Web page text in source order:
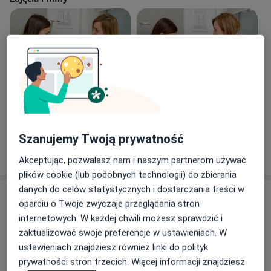
zakresie techniki podawania leków wziewnych i
inhalacyjnych.
Zobacz galerię (8)
Pokaż więcejo doświadczeniu
Usługi i ceny
Konsultacja alergologiczna
315 zł Szczegóły Umów wizytę
Szanujemy Twoją prywatność
Akceptując, pozwalasz nam i naszym partnerom używać
plików cookie (lub podobnych technologii) do zbierania
danych do celów statystycznych i dostarczania treści w
oparciu o Twoje zwyczaje przeglądania stron
internetowych. W każdej chwili możesz sprawdzić i
zaktualizować swoje preferencje w ustawieniach. W
ustawieniach znajdziesz również linki do polityk
prywatności stron trzecich. Więcej informacji znajdziesz